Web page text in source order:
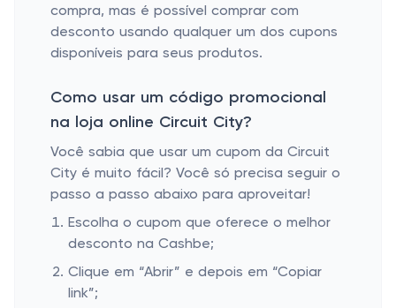
compra, mas é possível comprar com
desconto usando qualquer um dos cupons
disponíveis para seus produtos.
Como usar um código promocional
na loja online Circuit City?
Você sabia que usar um cupom da Circuit
City é muito fácil? Você só precisa seguir o
passo a passo abaixo para aproveitar!
Escolha o cupom que oferece o melhor
desconto na Cashbe;
Clique em “Abrir” e depois em “Copiar
link”;